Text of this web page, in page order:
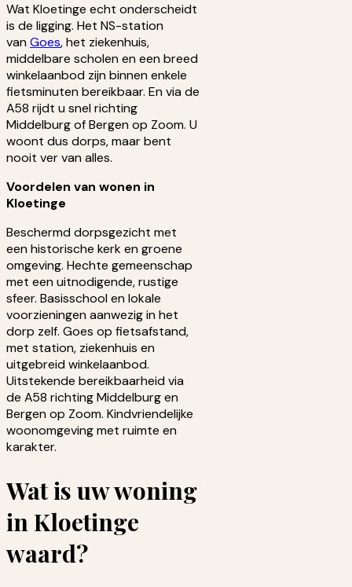
Wat Kloetinge echt onderscheidt
is de ligging. Het NS-station
vanGoes, het ziekenhuis,
middelbare scholen en een breed
winkelaanbod zijn binnen enkele
fietsminuten bereikbaar. En via de
A58 rijdt u snel richting
Middelburg of Bergen op Zoom. U
woont dus dorps, maar bent
nooit ver van alles.
Voordelen van wonen in
Kloetinge
Beschermd dorpsgezicht met
een historische kerk en groene
omgeving. Hechte gemeenschap
met een uitnodigende, rustige
sfeer. Basisschool en lokale
voorzieningen aanwezig in het
dorp zelf. Goes op fietsafstand,
met station, ziekenhuis en
uitgebreid winkelaanbod.
Uitstekende bereikbaarheid via
de A58 richting Middelburg en
Bergen op Zoom. Kindvriendelijke
woonomgeving met ruimte en
karakter.
Wat is uw woning
in Kloetinge
waard?